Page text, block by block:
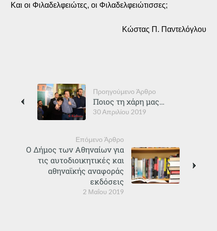
Και οι Φιλαδελφειώτες, οι Φιλαδελφειώτισσες;
Κώστας Π. Παντελόγλου
Προηγούμενο Άρθρο
30 Απριλίου 2019
Ποιος τη χάρη μας…
Επόμενο Άρθρο
2 Μαΐου 2019
Ο Δήμος των Αθηναίων για
τις αυτοδιοικητικές και
αθηναϊκής αναφοράς
εκδόσεις